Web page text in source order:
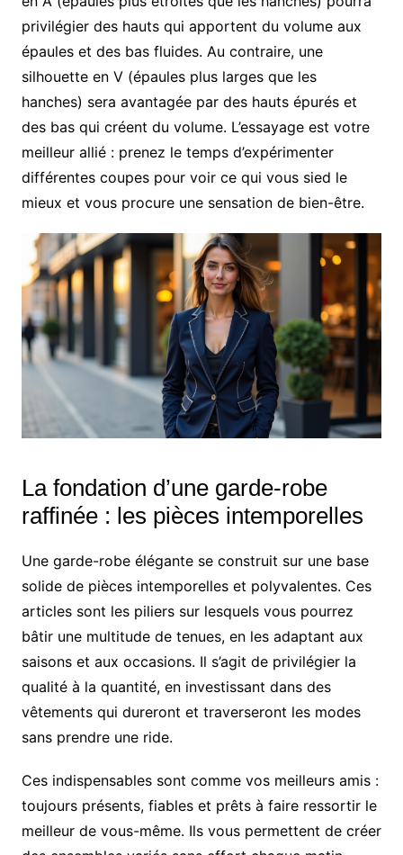
privilégier des hauts qui apportent du volume aux
épaules et des bas fluides. Au contraire, une
silhouette en V (épaules plus larges que les
hanches) sera avantagée par des hauts épurés et
des bas qui créent du volume. L’essayage est votre
meilleur allié : prenez le temps d’expérimenter
différentes coupes pour voir ce qui vous sied le
mieux et vous procure une sensation de bien-être.
La fondation d’une garde-robe
raffinée : les pièces intemporelles
Une garde-robe élégante se construit sur une base
solide de pièces intemporelles et polyvalentes. Ces
articles sont les piliers sur lesquels vous pourrez
bâtir une multitude de tenues, en les adaptant aux
saisons et aux occasions. Il s’agit de privilégier la
qualité à la quantité, en investissant dans des
vêtements qui dureront et traverseront les modes
sans prendre une ride.
Ces indispensables sont comme vos meilleurs amis :
toujours présents, fiables et prêts à faire ressortir le
meilleur de vous-même. Ils vous permettent de créer